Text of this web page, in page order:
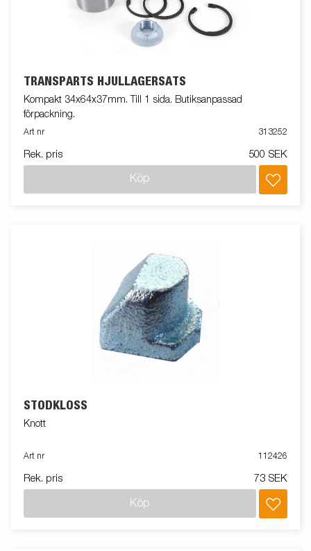
TRANSPARTS HJULLAGERSATS
Kompakt 34x64x37mm. Till 1 sida. Butiksanpassad
förpackning.
Art nr 313252
Rek. pris 500 SEK
Köp
STÖDKLOSS
Knott
Art nr 112426
Rek. pris 73 SEK
Köp